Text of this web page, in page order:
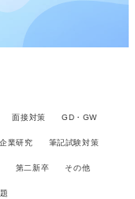
面接対策 GD・GW
業研究 筆記試験対策
第二新卒 その他